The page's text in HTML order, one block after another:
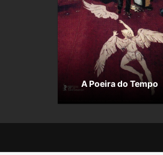
A Poeira do Tempo